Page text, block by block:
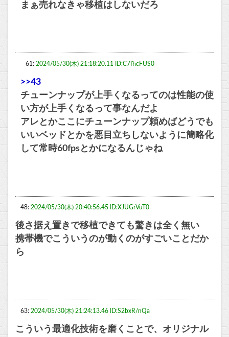
まぁ売れなきゃ移植はしないだろ
61: 2024/05/30(木) 21:18:20.11 ID:C7fhcFUS0
>>43
チューンナップが上手くなるってのは性能の使
い方が上手くなるって事なんだよ
アレとかここにチューンナップ頼めばどうでも
いいベッドとかを悪目立ちしないように簡略化
して常時60fpsとかになるんじゃね
48: 2024/05/30(木) 20:40:56.45 ID:XJUGrVuT0
後さ据え置きで移植できても驚きは全く無い
携帯機でこういうのが動くのがすごいことだか
ら
63: 2024/05/30(木) 21:24:13.46 ID:S2bxR/nQa
こういう最適化技術を磨くことで、オリジナル